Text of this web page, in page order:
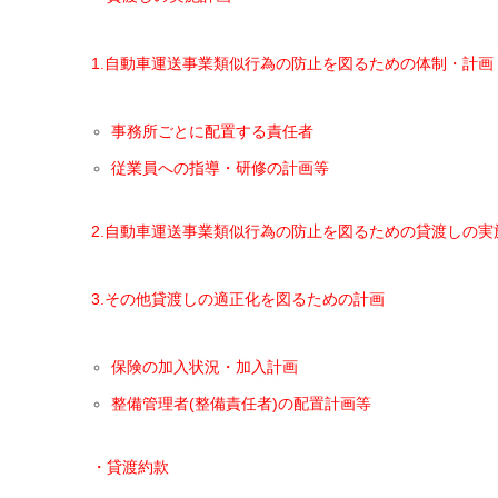
1.自動車運送事業類似行為の防止を図るための体制・計画
事務所ごとに配置する責任者
従業員への指導・研修の計画等
2.自動車運送事業類似行為の防止を図るための貸渡しの実
3.その他貸渡しの適正化を図るための計画
保険の加入状況・加入計画
整備管理者(整備責任者)の配置計画等
・貸渡約款